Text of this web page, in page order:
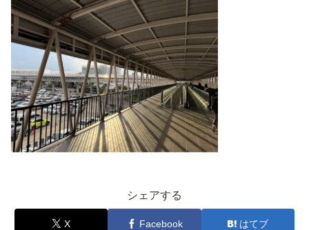
シェアする
X Facebook はてブ